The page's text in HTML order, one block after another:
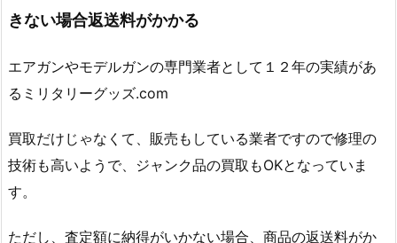
きない場合返送料がかかる
エアガンやモデルガンの専門業者として１２年の実績があ
るミリタリーグッズ.com
買取だけじゃなくて、販売もしている業者ですので修理の
技術も高いようで、ジャンク品の買取もOKとなっていま
す。
ただし、査定額に納得がいかない場合、商品の返送料がか